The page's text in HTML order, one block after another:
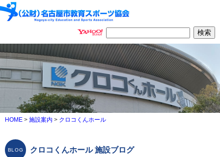
HOME > 施設案内 > クロコくんホール
クロコくんホール 施設ブログ